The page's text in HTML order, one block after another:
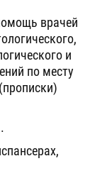
врачей
и
по месту